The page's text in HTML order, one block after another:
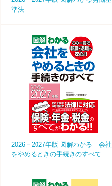
準法
2026－2027年版 図解わかる 会社
をやめるときの手続きのすべて